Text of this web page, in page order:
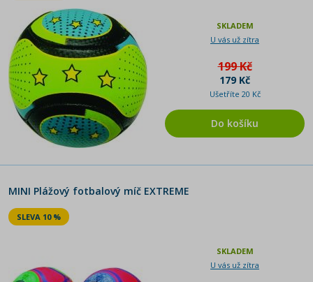
SKLADEM
U vás už zítra
199 Kč
179 Kč
Ušetříte 20 Kč
Do košíku
MINI Plážový fotbalový míč EXTREME
SLEVA 10 %
SKLADEM
U vás už zítra